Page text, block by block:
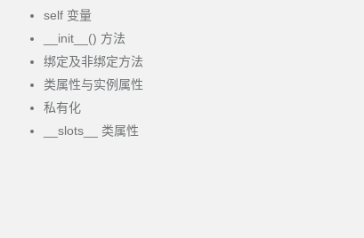
self 变量
__init__() 方法
绑定及非绑定方法
类属性与实例属性
私有化
__slots__ 类属性